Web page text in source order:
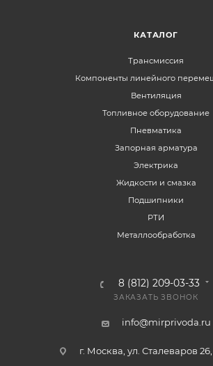
КАТАЛОГ
Трансмиссия
Компоненты линейного
Вентиляция
Топливное оборудование
Пневматика
Запорная арматура
Электрика
Жидкости и смазка
Подшипники
РТИ
Металлообработка
8 (812) 209-03-33
ЗАКАЗАТЬ ЗВОНОК
info@mirprivoda.ru
г. Москва, ул. Сталеваров